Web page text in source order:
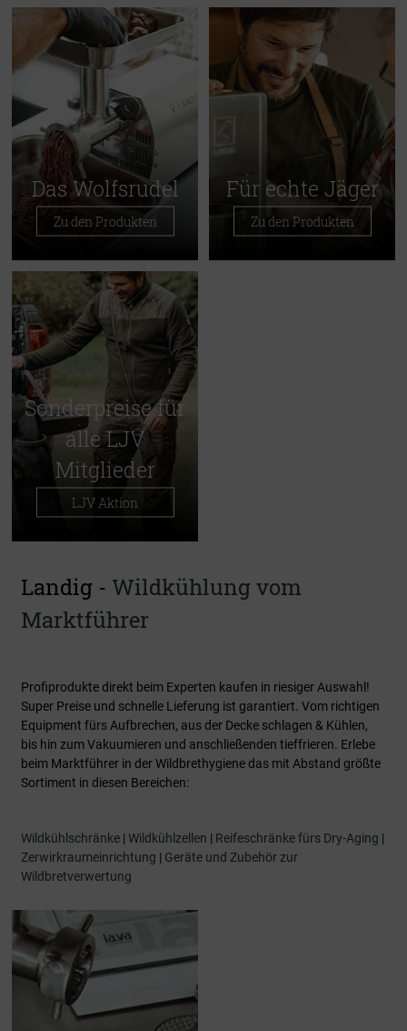
Das Wolfsrudel
Zu den Produkten
Für echte Jäger
Zu den Produkten
Sonderpreise für
alle LJV
Mitglieder
LJV Aktion
Landig - Wildkühlung vom
Marktführer
Profiprodukte direkt beim Experten kaufen in riesiger Auswahl!
Super Preise und schnelle Lieferung ist garantiert. Vom richtigen
Equipment fürs Aufbrechen, aus der Decke schlagen & Kühlen,
bis hin zum Vakuumieren und anschließenden tieffrieren. Erlebe
beim Marktführer in der Wildbrethygiene das mit Abstand größte
Sortiment in diesen Bereichen:
Wildkühlschränke | Wildkühlzellen | Reifeschränke fürs Dry-Aging |
Zerwirkraumeinrichtung | Geräte und Zubehör zur
Wildbretverwertung